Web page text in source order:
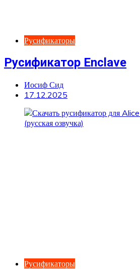
Русификаторы
Русификатор Enclave
Иосиф Сид
17.12.2025
Русификаторы